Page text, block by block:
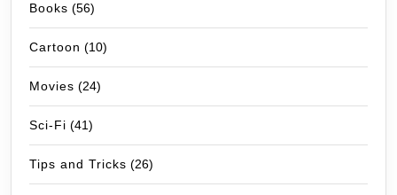
Books (56)
Cartoon (10)
Movies (24)
Sci-Fi (41)
Tips and Tricks (26)